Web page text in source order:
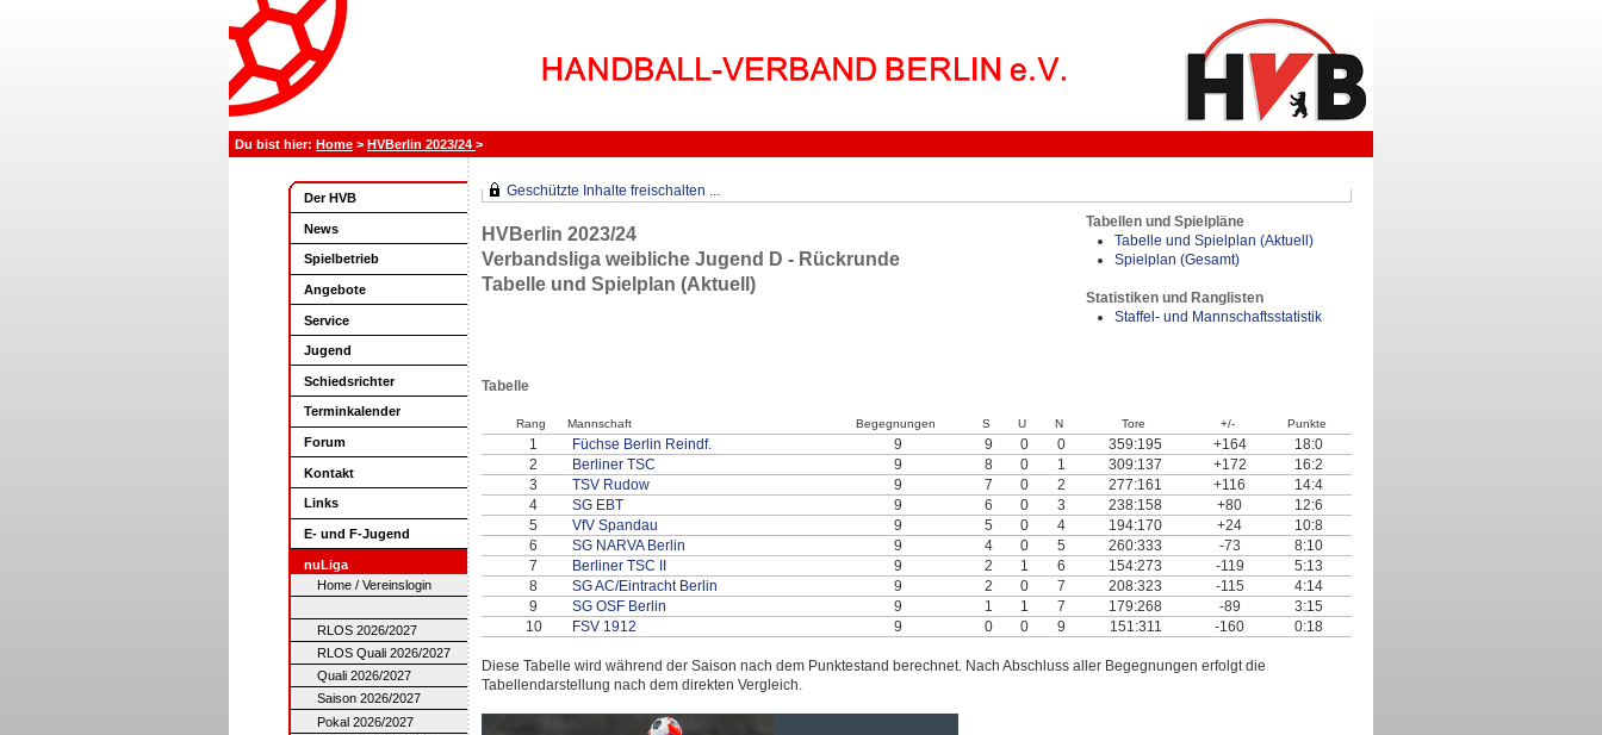
Home > HVBerlin 2023/24 >
Der HVB
News
Spielbetrieb
Angebote
Service
Jugend
Schiedsrichter
Terminkalender
Forum
Kontakt
Links
E- und F-Jugend
nuLiga
Home / Vereinslogin
RLOS 2026/2027
RLOS Quali 2026/2027
Quali 2026/2027
Saison 2026/2027
Pokal 2026/2027
Geschützte Inhalte freischalten ...
HVBerlin 2023/24
Verbandsliga weibliche Jugend D - Rückrunde
Tabelle und Spielplan (Aktuell)
Tabellen und Spielpläne
Tabelle und Spielplan (Aktuell)
Spielplan (Gesamt)
Statistiken und Ranglisten
Staffel- und Mannschaftsstatistik
Tabelle
Rang Mannschaft Begegnungen S U N Tore +/- Punkte
1 Füchse Berlin Reindf. 9 9 0 0 359:195 +164
18:0
2
Berliner TSC 9 8 0 1 309:137 +172
16:2
3
TSV Rudow 9 7 0 2 277:161 +116
14:4
4
SG EBT 9 6 0 3 238:158 +80
12:6
5
VfV Spandau 9 5 0 4 194:170 +24
10:8
6
SG NARVA Berlin 9 4 0 5 260:333 -73
8:10
7
Berliner TSC II 9 2 1 6 154:273 -119
5:13
8
SG AC/Eintracht Berlin 9 2 0 7 208:323 -115
4:14
9
SG OSF Berlin 9 1 1 7 179:268 -89
3:15
10
FSV 1912 9 0 0 9 151:311 -160 0:18
Diese Tabelle wird während der Saison nach dem Punktestand berechnet. Nach Abschluss aller Begegnungen erfolgt die
Tabellendarstellung nach dem direkten Vergleich.